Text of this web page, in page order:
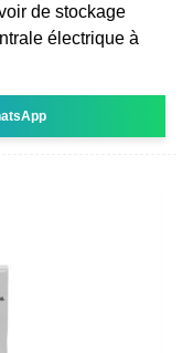
de stockage
électrique à